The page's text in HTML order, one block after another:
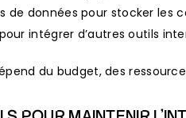
de données pour stocker les
pour intégrer d’autres outils
du budget, des